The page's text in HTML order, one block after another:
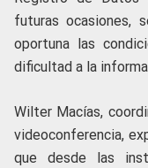
futuras ocasiones,
oportuna las
dificultad a la
Wilter Macías,
videoconferencia,
que desde las